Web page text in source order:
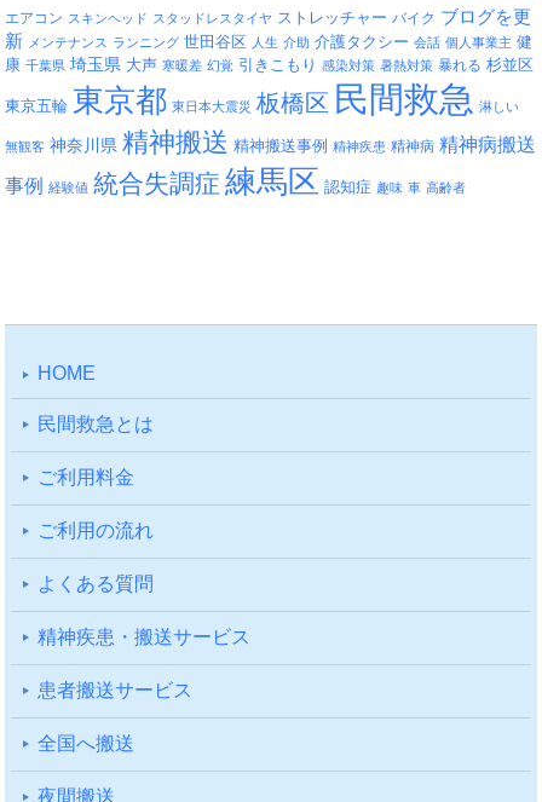
エアコン スキンヘッド スタッドレスタイヤ ストレッチャー バイク ブログを更
新 メンテナンス ランニング 世田谷区 人生 介助 介護タクシー 会話 個人事業主 健
康 千葉県 埼玉県 大声 寒暖差 幻覚 引きこもり 感染対策 暑熱対策 暴れる 杉並区
東京五輪 東京都 東日本大震災 板橋区 民間救急 淋しい
無観客 神奈川県 精神搬送 精神搬送事例 精神疾患 精神病 精神病搬送
事例
経験値 統合失調症 練馬区 認知症 趣味 車 高齢者
HOME
⺠間救急とは
ご利⽤料⾦
ご利⽤の流れ
よくある質問
精神疾患・搬送サービス
患者搬送サービス
全国へ搬送
夜間搬送